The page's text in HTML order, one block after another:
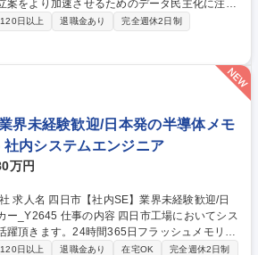
案をより加速させるためのデータ民主化に注力
ータアナリスト業務を担っていただきます。
ログ・アクセスログを使用した定量調査やア
調査など、データに基づく分析・プランニン
す。また、エンジニアと連携し、データ分析基
などにも携わっていただきます。 （業務内容の
WEB面接OK
日以上 退職金あり
完全週休2日制
界未経験歓迎/日本発の半導体メモ
内システムエンジニア
万円
迎/日
市工場においてシス
躍頂きます。24時間365日フラッシュメモリの
市工場において、ITの側面から安定稼働を支援
日以上 退職金あり 在宅OK
完全週休2日制